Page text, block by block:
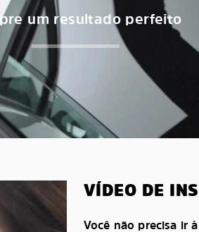
um resultado perfeito
VÍDEO DE
Você não precisa ir